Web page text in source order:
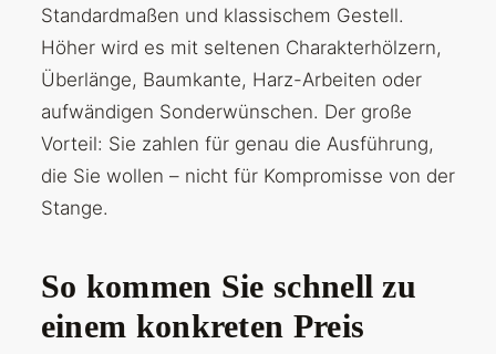
Standardmaßen und klassischem Gestell.
Höher wird es mit seltenen Charakterhölzern,
Überlänge, Baumkante, Harz-Arbeiten oder
aufwändigen Sonderwünschen. Der große
Vorteil: Sie zahlen für genau die Ausführung,
die Sie wollen – nicht für Kompromisse von der
Stange.
So kommen Sie schnell zu
einem konkreten Preis